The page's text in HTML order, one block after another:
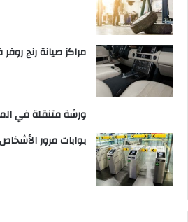
مراكز صيانة رنج
ورشة متنقلة في
بوابات مرور